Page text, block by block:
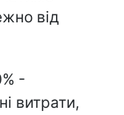
від
-
витрати,